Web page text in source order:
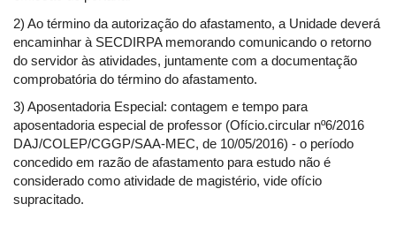
2) Ao término da autorização do afastamento, a Unidade deverá
encaminhar à SECDIRPA memorando comunicando o retorno
do servidor às atividades, juntamente com a documentação
comprobatória do término do afastamento.
3) Aposentadoria Especial: contagem e tempo para
aposentadoria especial de professor (Ofício.circular nº6/2016
DAJ/COLEP/CGGP/SAA-MEC, de 10/05/2016) - o período
concedido em razão de afastamento para estudo não é
considerado como atividade de magistério, vide ofício
supracitado.